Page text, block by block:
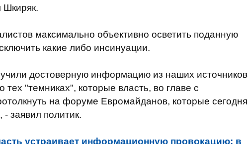
Шкиряк.
максимально объективно осветить поданную
какие либо инсинуации.
достоверную информацию из наших источников
"темниках", которые власть, во главе с
на форуме Евромайданов, которые сегодня
- заявил политик.
устраивает информационную провокацию: в